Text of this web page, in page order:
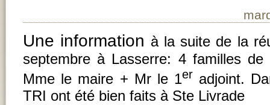
Une information à la suite de la
septembre à Lasserre: 4 familles
Mme le maire + Mr le 1er adjoint.
TRI ont été bien faits à Ste Livrade